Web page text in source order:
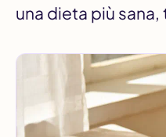
una dieta più